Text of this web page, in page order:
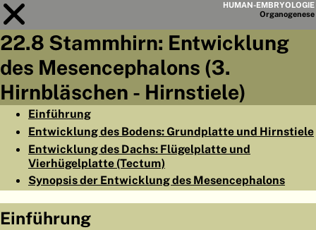
HUMAN-EMBRYOLOGIE
Organogenese
Modul 22
KAPITELLISTE
ABSTRAKT
22.8 Stammhirn: Entwicklung
des Mesencephalons (3.
Hirnbläschen - Hirnstiele)
Einführung
Entwicklung des Bodens: Grundplatte und Hirnstiele
Entwicklung des Dachs: Flügelplatte und
Vierhügelplatte (Tectum)
Synopsis der Entwicklung des Mesencephalons
Einführung